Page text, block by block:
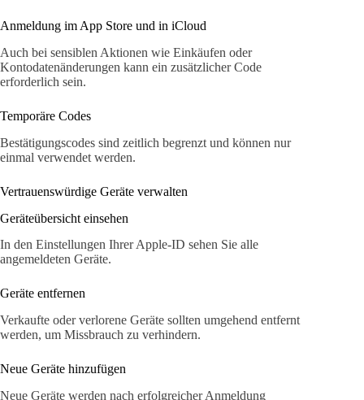
Anmeldung im App Store und in iCloud
Auch bei sensiblen Aktionen wie Einkäufen oder
Kontodatenänderungen kann ein zusätzlicher Code
erforderlich sein.
Temporäre Codes
Bestätigungscodes sind zeitlich begrenzt und können nur
einmal verwendet werden.
Vertrauenswürdige Geräte verwalten
Geräteübersicht einsehen
In den Einstellungen Ihrer Apple-ID sehen Sie alle
angemeldeten Geräte.
Geräte entfernen
Verkaufte oder verlorene Geräte sollten umgehend entfernt
werden, um Missbrauch zu verhindern.
Neue Geräte hinzufügen
Neue Geräte werden nach erfolgreicher Anmeldung